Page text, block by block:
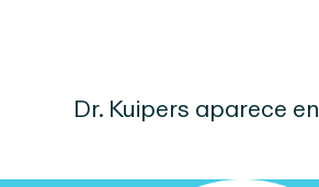
Dr. Kuipers aparece en